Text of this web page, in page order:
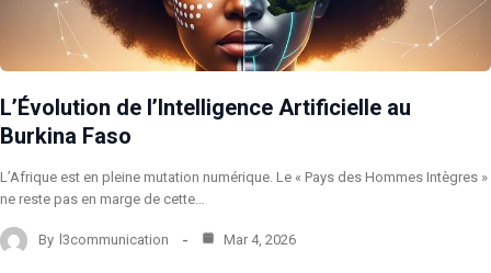
L’Évolution de l’Intelligence Artificielle au
Burkina Faso
L’Afrique est en pleine mutation numérique. Le « Pays des Hommes Intègres »
ne reste pas en marge de cette…
By l3communication Mar 4, 2026